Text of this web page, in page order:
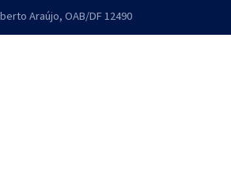
Araújo, OAB/DF 12490